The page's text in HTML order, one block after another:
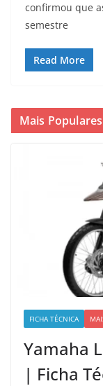
confirmou que
semestre
Read More
Mais Populares
FICHA TÉCNICA
Yamaha
| Ficha